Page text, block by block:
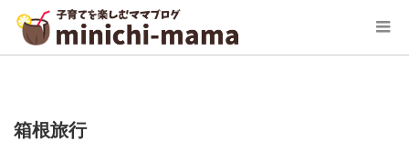
ホーム 箱根旅行
箱根旅行